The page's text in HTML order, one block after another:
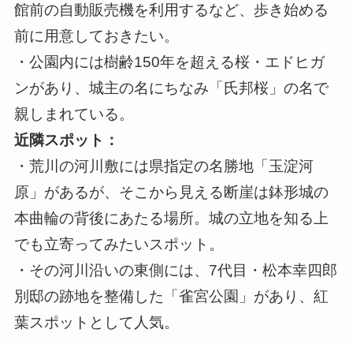
館前の自動販売機を利用するなど、歩き始める
前に用意しておきたい。
・公園内には樹齢150年を超える桜・エドヒガ
ンがあり、城主の名にちなみ「氏邦桜」の名で
親しまれている。
近隣スポット：
・荒川の河川敷には県指定の名勝地「玉淀河
原」があるが、そこから見える断崖は鉢形城の
本曲輪の背後にあたる場所。城の立地を知る上
でも立寄ってみたいスポット。
・その河川沿いの東側には、7代目・松本幸四郎
別邸の跡地を整備した「雀宮公園」があり、紅
葉スポットとして人気。